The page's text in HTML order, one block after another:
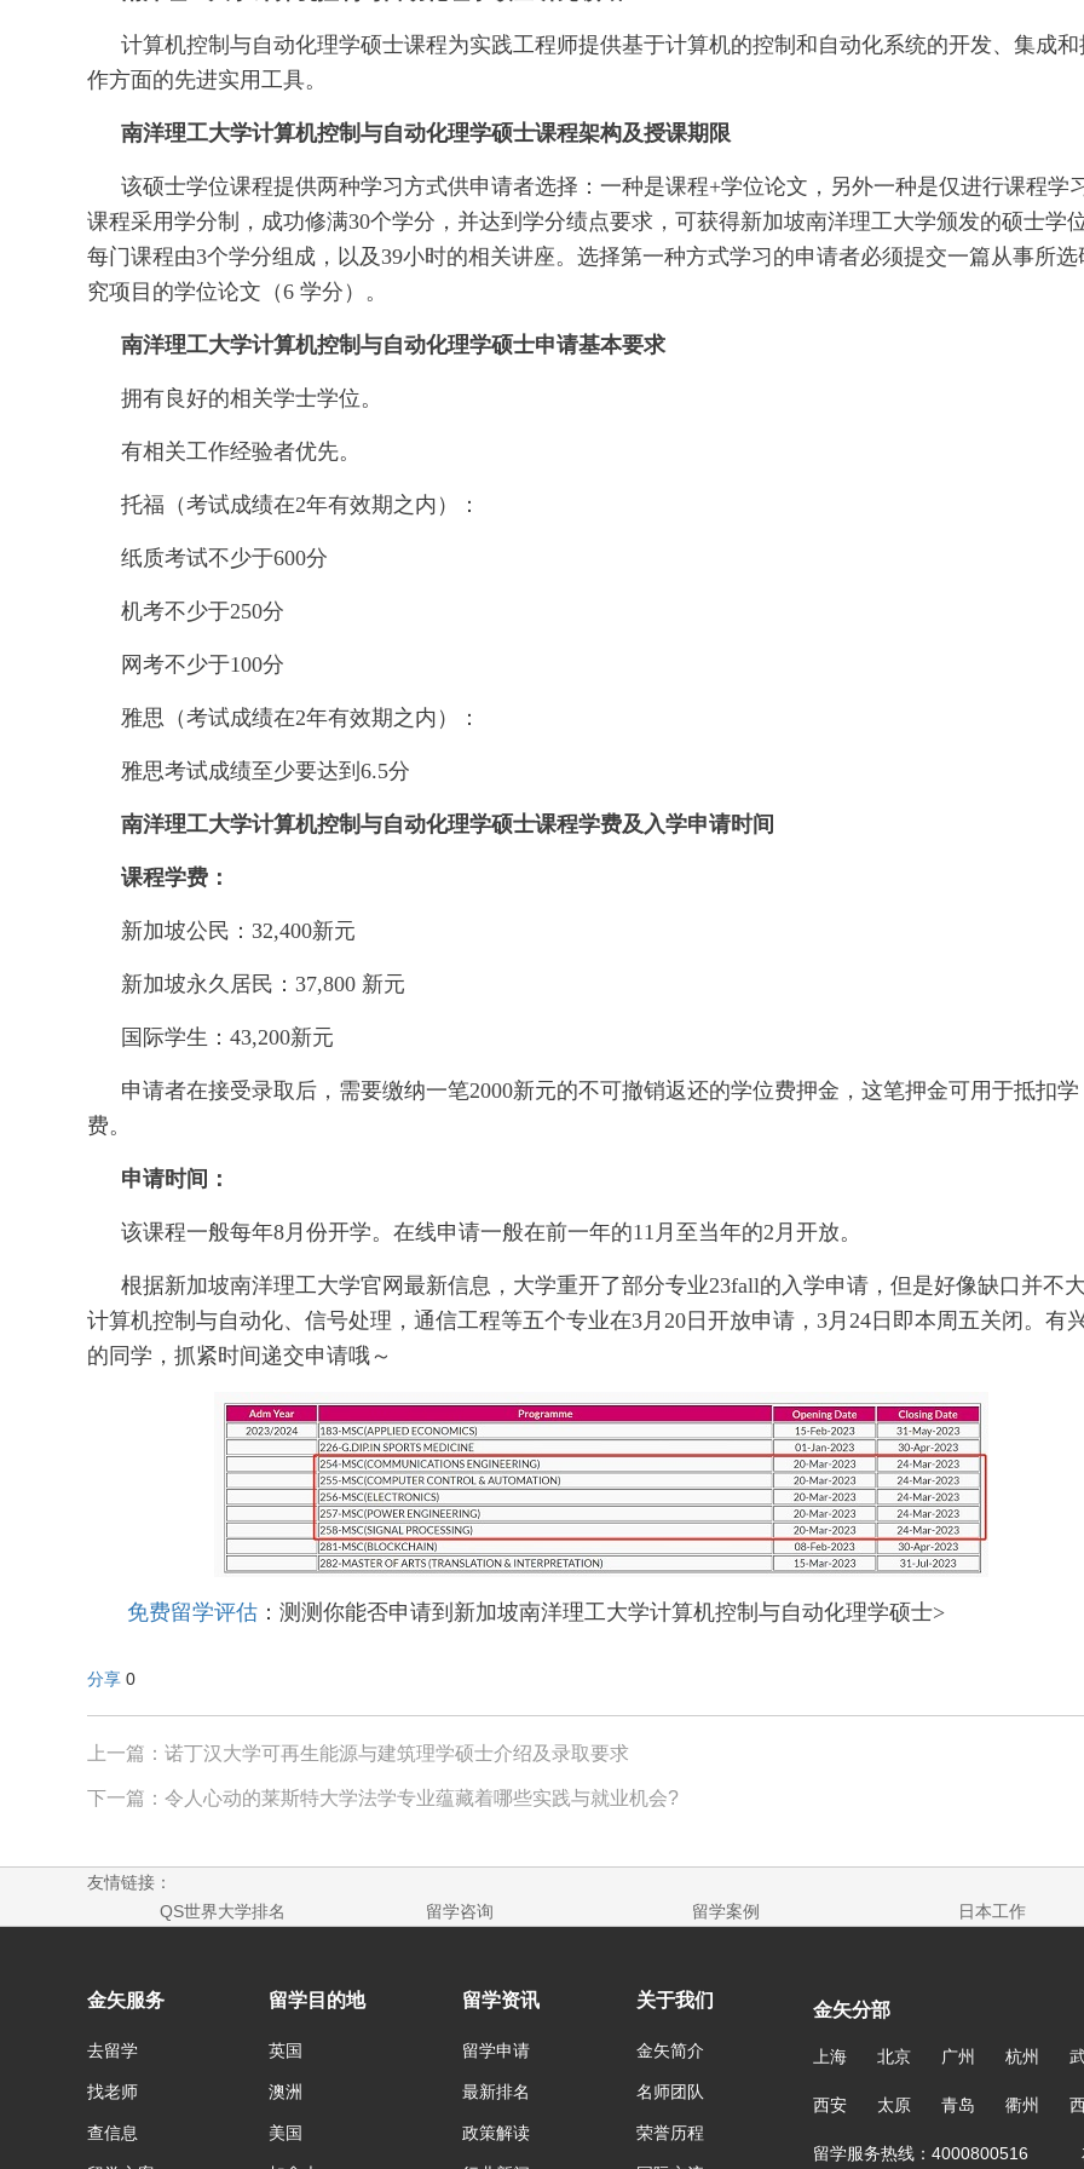
计算机控制与自动化理学硕士课程为实践工程师提供基于计算机的控制和自动化系统的开发、集成和
作方面的先进实用工具。
南洋理工大学计算机控制与自动化理学硕士课程架构及授课期限
该硕士学位课程提供两种学习方式供申请者选择：一种是课程+学位论文，另外一种是仅进行课程学习
课程采用学分制，成功修满30个学分，并达到学分绩点要求，可获得新加坡南洋理工大学颁发的硕士学位
每门课程由3个学分组成，以及39小时的相关讲座。选择第一种方式学习的申请者必须提交一篇从事所选
究项目的学位论文（6 学分）。
南洋理工大学计算机控制与自动化理学硕士申请基本要求
拥有良好的相关学士学位。
有相关工作经验者优先。
托福（考试成绩在2年有效期之内）：
纸质考试不少于600分
机考不少于250分
网考不少于100分
雅思（考试成绩在2年有效期之内）：
雅思考试成绩至少要达到6.5分
南洋理工大学计算机控制与自动化理学硕士课程学费及入学申请时间
课程学费：
新加坡公民：32,400新元
新加坡永久居民：37,800 新元
国际学生：43,200新元
申请者在接受录取后，需要缴纳一笔2000新元的不可撤销返还的学位费押金，这笔押金可用于抵扣学
费。
申请时间：
该课程一般每年8月份开学。在线申请一般在前一年的11月至当年的2月开放。
根据新加坡南洋理工大学官网最新信息，大学重开了部分专业23fall的入学申请，但是好像缺口并不大
计算机控制与自动化、信号处理，通信工程等五个专业在3月20日开放申请，3月24日即本周五关闭。有
的同学，抓紧时间递交申请哦～
免费留学评估 ：测测你能否申请到新加坡南洋理工大学计算机控制与自动化理学硕士>
分享 0
上一篇：诺丁汉大学可再生能源与建筑理学硕士介绍及录取要求
下一篇：令人心动的莱斯特大学法学专业蕴藏着哪些实践与就业机会?
友情链接：
QS世界大学排名
留学咨询 留学案例 日本工作
金矢服务
去留学
找老师
查信息
留学目的地
英国
澳洲
美国
留学资讯
留学申请
最新排名
政策解读
关于我们
金矢简介
名师团队
荣誉历程
金矢分部
上海 北京 广州 杭州
西安 太原 青岛 衢州
留学服务热线：4000800516 友